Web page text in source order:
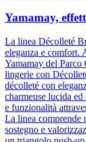
Yamamay,
La linea Décolleté
eleganza e
Yamamay del
lingerie con
décolleté con
charmeuse lucida
e funzionalità
La linea comprende
sostegno e